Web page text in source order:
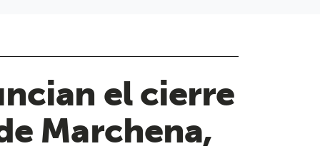
el cierre
Marchena,